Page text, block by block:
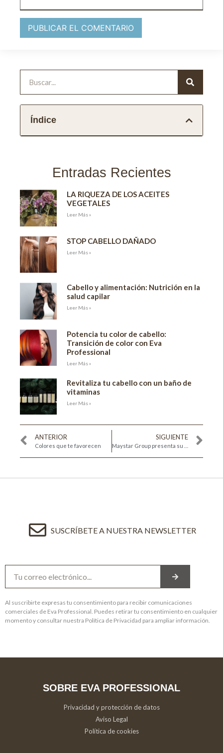
Índice
Entradas Recientes
LA RIQUEZA DE LOS ACEITES
VEGETALES
Leer Más »
STOP CABELLO DAÑADO
Leer Más »
Cabello y alimentación: Nutrición en la
salud capilar
Leer Más »
Potencia tu color de cabello:
Transición de color con Eva
Professional
Leer Más »
Revitaliza tu cabello con un baño de
vitaminas
Leer Más »
ANTERIOR
Colores que te favorecen
SIGUIENTE
SUSCRÍBETE A NUESTRA NEWSLETTER
Al suscribirte expresas tu consentimiento para recibir comunicaciones
comerciales de Eva Professional. Puedes retirar tu consentimiento en cualquier
momento y consultar nuestra Política de Privacidad para ampliar información.
SOBRE EVA PROFESSIONAL
Privacidad y protección de datos
Aviso Legal
Política de cookies